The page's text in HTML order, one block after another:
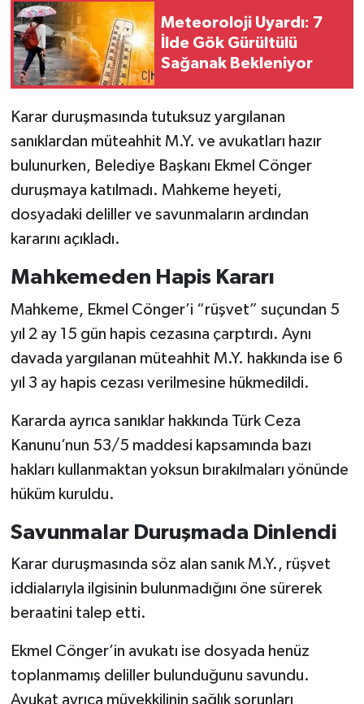
Meteoroloji Uyardı: 7
İlde Gök Gürültülü
Sağanak Bekleniyor
Karar duruşmasında tutuksuz yargılanan
sanıklardan müteahhit M.Y. ve avukatları hazır
bulunurken, Belediye Başkanı Ekmel Cönger
duruşmaya katılmadı. Mahkeme heyeti,
dosyadaki deliller ve savunmaların ardından
kararını açıkladı.
Mahkemeden Hapis Kararı
Mahkeme, Ekmel Cönger’i “rüşvet” suçundan 5
yıl 2 ay 15 gün hapis cezasına çarptırdı. Aynı
davada yargılanan müteahhit M.Y. hakkında ise 6
yıl 3 ay hapis cezası verilmesine hükmedildi.
Kararda ayrıca sanıklar hakkında Türk Ceza
Kanunu’nun 53/5 maddesi kapsamında bazı
hakları kullanmaktan yoksun bırakılmaları yönünde
hüküm kuruldu.
Savunmalar Duruşmada Dinlendi
Karar duruşmasında söz alan sanık M.Y., rüşvet
iddialarıyla ilgisinin bulunmadığını öne sürerek
beraatini talep etti.
Ekmel Cönger’in avukatı ise dosyada henüz
toplanmamış deliller bulunduğunu savundu.
Avukat ayrıca müvekkilinin sağlık sorunları
SİYASET
SPOR
TEKNOLOJİ